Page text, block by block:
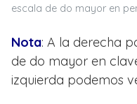
escala de do mayor en
Nota: A la derecha
de do mayor en
izquierda podemos